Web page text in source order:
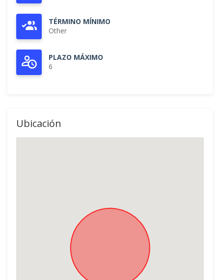
TÉRMINO MÍNIMO
Other
PLAZO MÁXIMO
6
Ubicación